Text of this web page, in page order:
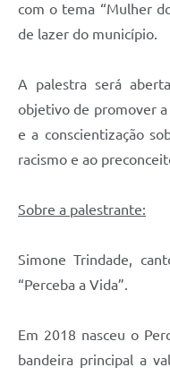
com o tema “Mulher
de lazer do município.
A palestra será
objetivo de promover a
e a conscientização
racismo e ao
Sobre a palestrante:
Simone Trindade,
“Perceba a Vida”.
Em 2018 nasceu o
bandeira principal a